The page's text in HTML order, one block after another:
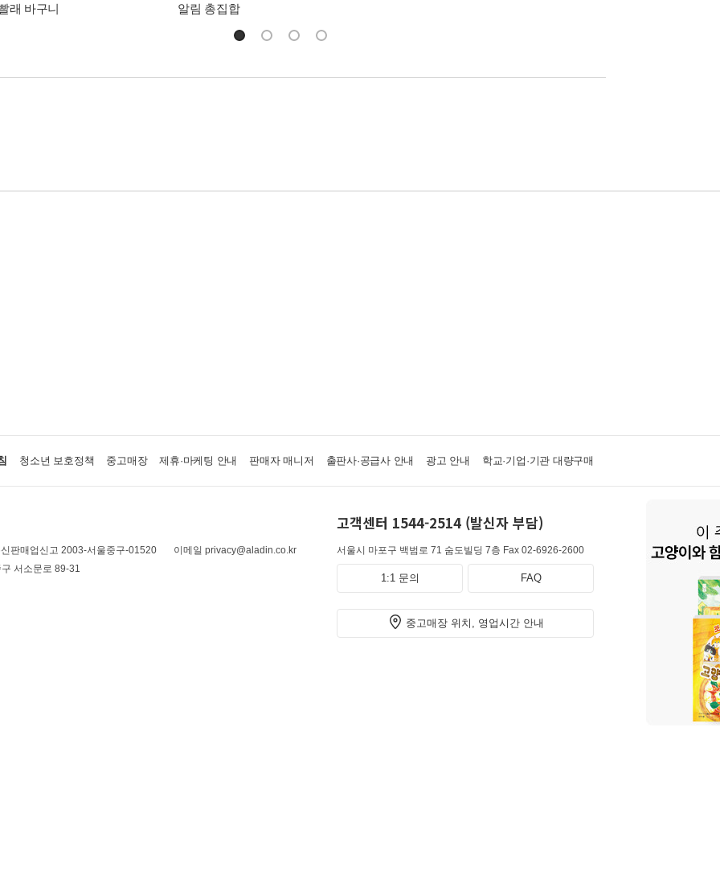
래 바구니
알림 총집합
청소년 보호정책 중고매장 제휴·마케팅 안내 판매자 매니저 출판사·공급사 안내 광고 안내 학교·기업·기관 대량구매
판매업신고 2003-서울중구-01520
이메일 privacy@aladin.co.kr
서소문로 89-31
고객센터 1544-2514 (발신자 부담)
서울시 마포구 백범로 71 숨도빌딩 7층 Fax 02-6926-2600
1:1 문의 FAQ
중고매장 위치, 영업시간 안내